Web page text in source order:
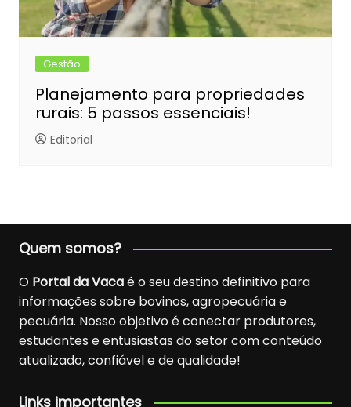
Gestão
Planejamento para propriedades
rurais: 5 passos essenciais!
Editorial
Quem somos?
O Portal da Vacaé o seu destino definitivo para
informações sobre bovinos, agropecuária e
pecuária. Nosso objetivo é conectar produtores,
estudantes e entusiastas do setor com conteúdo
atualizado, confiável e de qualidade!
Links importantes